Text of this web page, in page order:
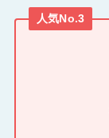
人気No.3